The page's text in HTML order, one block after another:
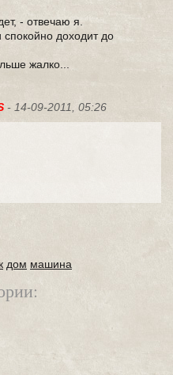
- отвечаю я.
спокойно доходит до
жалко...
- 14-09-2011, 05:26
дом машина